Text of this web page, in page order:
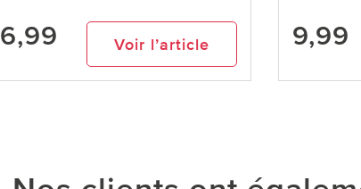
6,99 Voir l’article 9,99